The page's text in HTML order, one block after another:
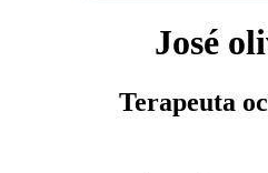
José
Terapeuta